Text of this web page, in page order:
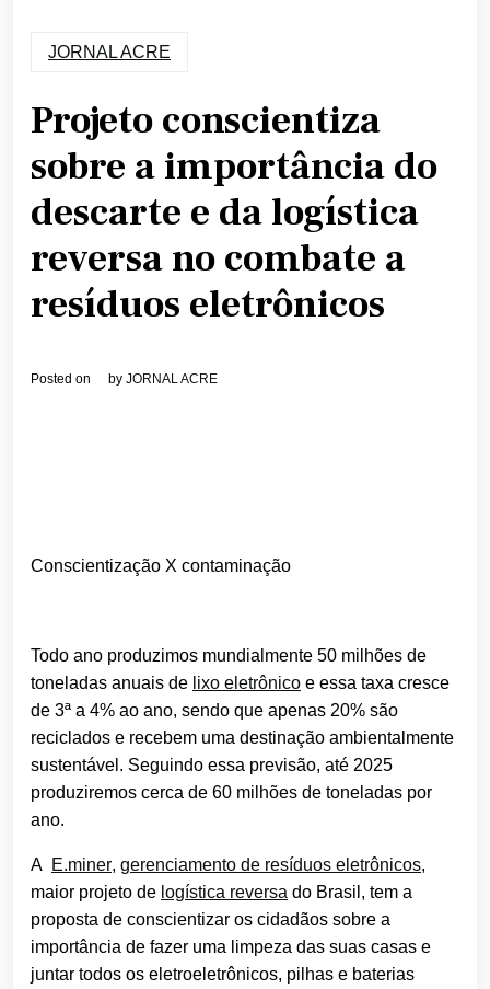
JORNAL ACRE
Projeto conscientiza
sobre a importância do
descarte e da logística
reversa no combate a
resíduos eletrônicos
Posted on by JORNAL ACRE
Conscientização X contaminação
Todo ano produzimos mundialmente 50 milhões de
toneladas anuais de lixo eletrônico e essa taxa cresce
de 3ª a 4% ao ano, sendo que apenas 20% são
reciclados e recebem uma destinação ambientalmente
sustentável. Seguindo essa previsão, até 2025
produziremos cerca de 60 milhões de toneladas por
ano.
A E.miner, gerenciamento de resíduos eletrônicos,
maior projeto de logística reversa do Brasil, tem a
proposta de conscientizar os cidadãos sobre a
importância de fazer uma limpeza das suas casas e
juntar todos os eletroeletrônicos, pilhas e baterias